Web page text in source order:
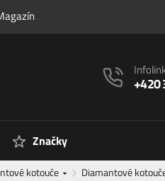
+420
Značky
kotouče Diamantové